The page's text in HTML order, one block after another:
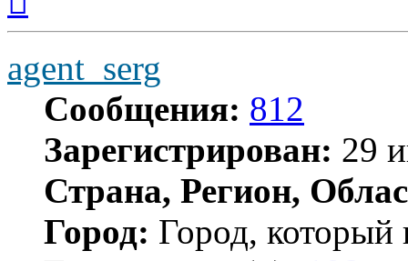
началу
agent_serg
Сообщения: 812
Зарегистрирован: 29
Страна, Регион,
Город: Город, который